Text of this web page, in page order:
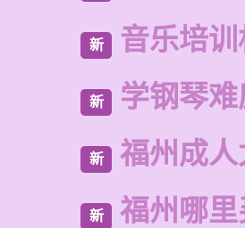
新 音乐培
新 学钢琴
新 福州成
新 福州哪